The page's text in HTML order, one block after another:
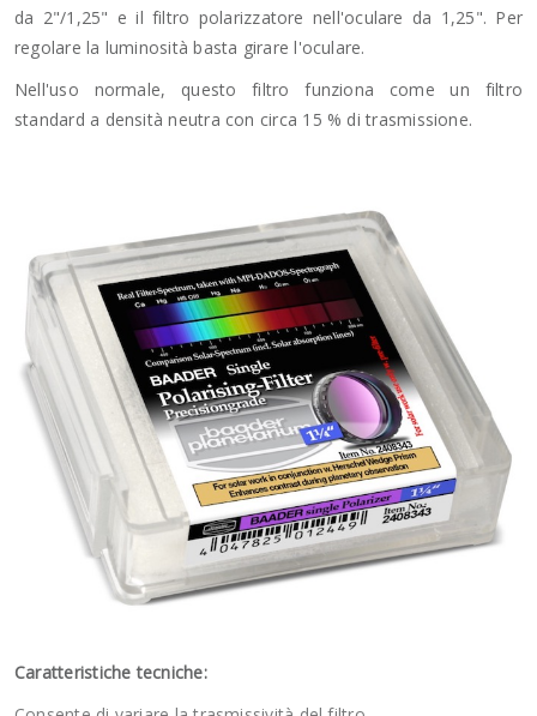
da 2"/1,25" e il filtro polarizzatore nell'oculare da 1,25". Per
regolare la luminosità basta girare l'oculare.
Nell'uso normale, questo filtro funziona come un filtro
standard a densità neutra con circa 15 % di trasmissione.
Caratteristiche tecniche: